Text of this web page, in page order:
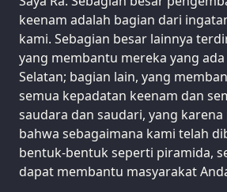
keenam adalah bagian dari
kami. Sebagian besar lainnya
yang membantu mereka yang
Selatan; bagian lain, yang
semua kepadatan keenam dan
saudara dan saudari, yang
bahwa sebagaimana kami telah
bentuk-bentuk seperti piramida,
dapat membantu masyarakat